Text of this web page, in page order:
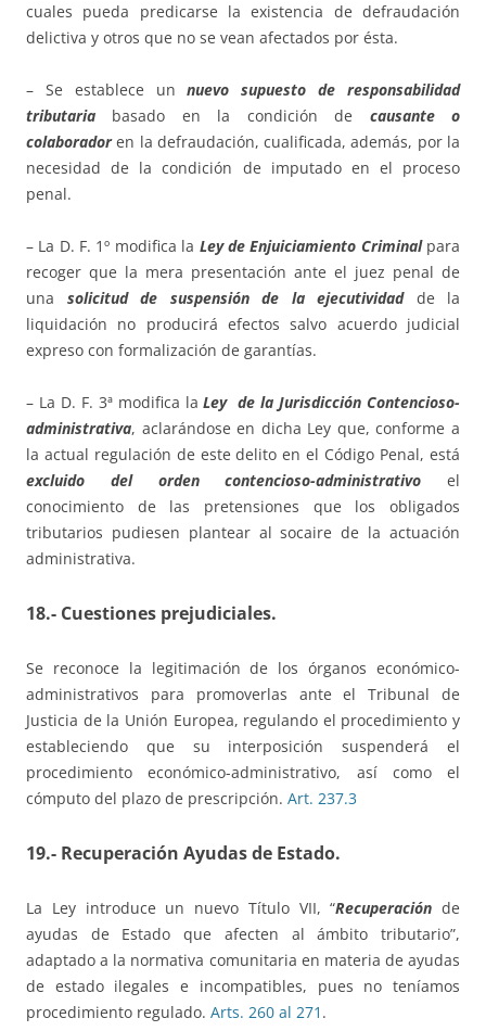
cuales pueda predicarse la existencia de defraudación
delictiva y otros que no se vean afectados por ésta.
– Se establece unnuevo supuesto de responsabilidad
tributaria basado en la condición de causante o
colaboradoren la defraudación, cualificada, además, por la
necesidad de la condición de imputado en el proceso
penal.
– La D. F. 1º modifica la Ley de Enjuiciamiento Criminalpara
recoger que la mera presentación ante el juez penal de
una solicitud de suspensión de la ejecutividadde la
liquidación no producirá efectos salvo acuerdo judicial
expreso con formalización de garantías.
– La D. F. 3ª modifica laLey de la Jurisdicción Contencioso-
administrativa, aclarándose en dicha Ley que, conforme a
la actual regulación de este delito en el Código Penal, está
excluido del orden contencioso-administrativo el
conocimiento de las pretensiones que los obligados
tributarios pudiesen plantear al socaire de la actuación
administrativa.
18.- Cuestiones prejudiciales.
Se reconoce la legitimación de los órganos económico-
administrativos para promoverlas ante el Tribunal de
Justicia de la Unión Europea, regulando el procedimiento y
estableciendo que su interposición suspenderá el
procedimiento económico-administrativo, así como el
cómputo del plazo de prescripción. Art. 237.3
19.- Recuperación Ayudas de Estado.
La Ley introduce un nuevo Título VII, “Recuperación de
ayudas de Estado que afecten al ámbito tributario”,
adaptado a la normativa comunitaria en materia de ayudas
de estado ilegales e incompatibles, pues no teníamos
procedimiento regulado. Arts. 260 al 271 .